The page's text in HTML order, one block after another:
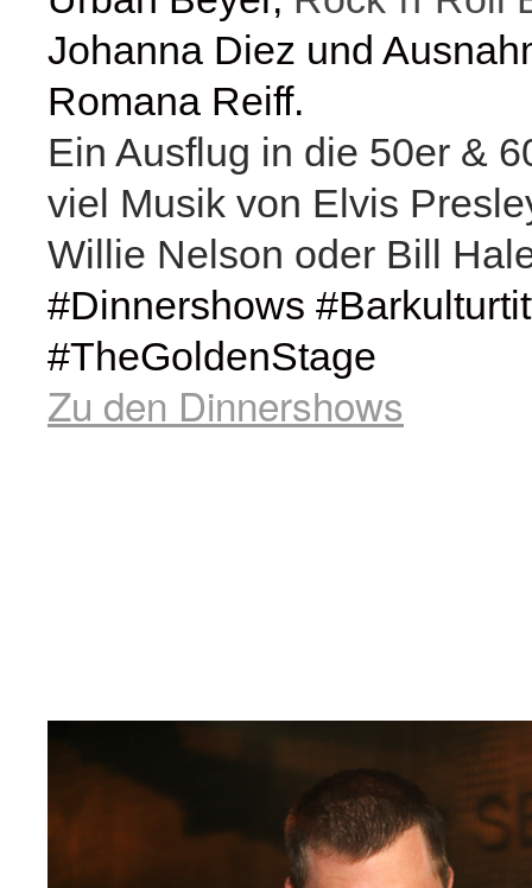
Johanna Diez und
Romana Reiff.
Ein Ausflug in die 50er &
viel Musik von Elvis
Willie Nelson oder Bill
#Dinnershows
#TheGoldenStage
Zu den Dinnershows